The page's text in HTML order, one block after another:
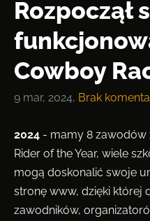
Rozpoczął
Cowboy
9 mar, 2024, Brak
2024 - mamy 8 zawodów
Rider of the Year, wiele
mogą doskonalić swoje
stronę www, dzięki której
zawodników,